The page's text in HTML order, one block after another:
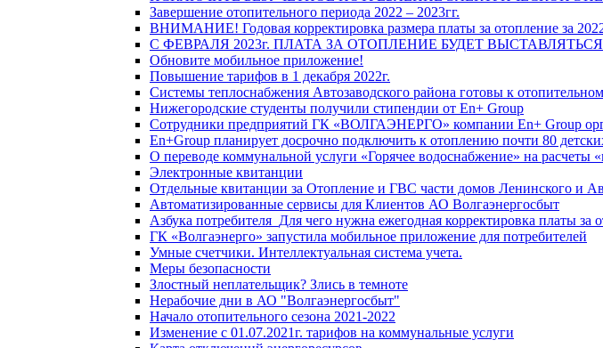
Завершение отопительного периода 2022 – 2023гг.
ВНИМАНИЕ! Годовая корректировка размера платы за отопление за
С ФЕВРАЛЯ 2023г. ПЛАТА ЗА ОТОПЛЕНИЕ БУДЕТ
Обновите мобильное приложение!
Повышение тарифов в 1 декабря 2022г.
Системы теплоснабжения Автозаводского района готовы к
Нижегородские студенты получили стипендии от En+ Group
Сотрудники предприятий ГК «ВОЛГАЭНЕРГО» компании En+ Group
En+Group планирует досрочно подключить к отоплению почти 80
О переводе коммунальной услуги «Горячее водоснабжение» на расчеты
Электронные квитанции
Отдельные квитанции за Отопление и ГВС части домов Ленинского и
Автоматизированные сервисы для Клиентов АО Волгаэнергосбыт
Азбука потребителя_Для чего нужна ежегодная корректировка платы за
ГК «Волгаэнерго» запустила мобильное приложение для потребителей
Умные счетчики. Интеллектуальная система учета.
Меры безопасности
Злостный неплательщик? Злись в темноте
Нерабочие дни в АО "Волгаэнергосбыт"
Начало отопительного сезона 2021-2022
Изменение с 01.07.2021г. тарифов на коммунальные услуги